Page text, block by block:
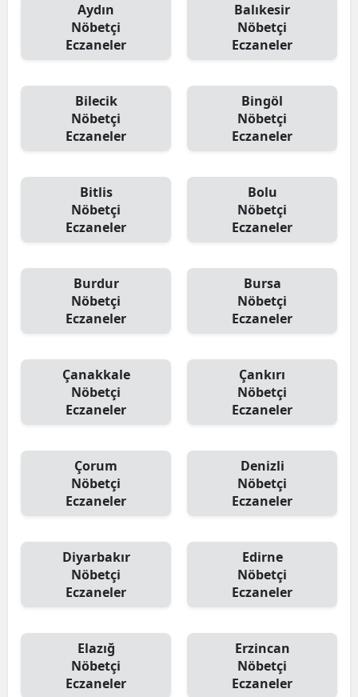
Aydın
Nöbetçi
Eczaneler
Balıkesir
Nöbetçi
Eczaneler
Bilecik
Nöbetçi
Eczaneler
Bingöl
Nöbetçi
Eczaneler
Bitlis
Nöbetçi
Eczaneler
Bolu
Nöbetçi
Eczaneler
Burdur
Nöbetçi
Eczaneler
Bursa
Nöbetçi
Eczaneler
Çanakkale
Nöbetçi
Eczaneler
Çankırı
Nöbetçi
Eczaneler
Çorum
Nöbetçi
Eczaneler
Denizli
Nöbetçi
Eczaneler
Diyarbakır
Nöbetçi
Eczaneler
Edirne
Nöbetçi
Eczaneler
Elazığ
Nöbetçi
Eczaneler
Erzincan
Nöbetçi
Eczaneler